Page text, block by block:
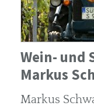
Wein- und
Markus
Markus